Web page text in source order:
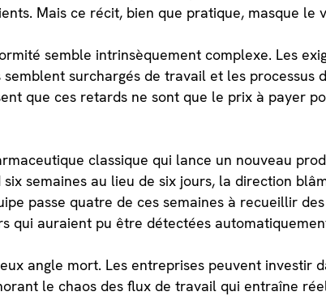
Mais ce récit, bien que pratique, masque le
semble intrinsèquement complexe. Les
surchargés de travail et les processus
que ces retards ne sont que le prix à payer
classique qui lance un nouveau
semaines au lieu de six jours, la direction
passe quatre de ces semaines à recueillir
qui auraient pu être détectées
angle mort. Les entreprises peuvent investir
le chaos des flux de travail qui entraîne